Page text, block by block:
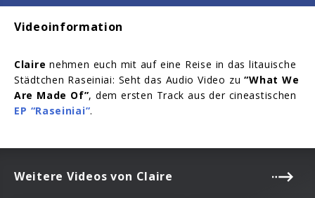
Videoinformation
Claire nehmen euch mit auf eine Reise in das litauische
Städtchen Raseiniai: Seht das Audio Video zu“What We
Are Made Of”, dem ersten Track aus der cineastischen
EP “Raseiniai”.
Weitere Videos von Claire